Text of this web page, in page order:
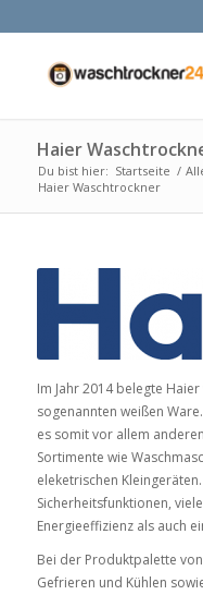
Haier
Du bist hier: Startseite /
Haier Waschtrockner
Im Jahr 2014 belegte
sogenannten weißen
es somit vor allem
Sortimente wie
eleketrischen
Sicherheitsfunktionen,
Energieeffizienz als auch
Bei der Produktpalette
Gefrieren und Kühlen